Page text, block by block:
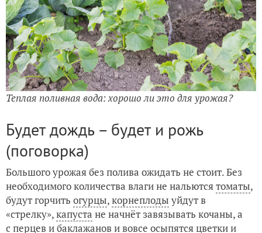
Теплая поливная вода: хорошо ли это для урожая?
Будет дождь – будет и рожь
(поговорка)
Большого урожая без полива ожидать не стоит. Без
необходимого количества влаги не нальютсятоматы,
будут горчить огурцы,корнеплоды уйдут в
«стрелку»,капуста не начнёт завязывать кочаны, а
с перцевибаклажанови вовсе осыпятся цветки и